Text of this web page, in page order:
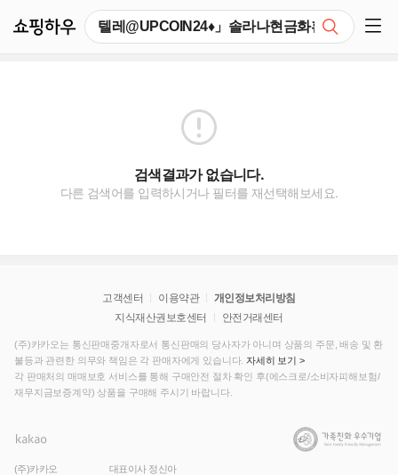
검색결과가 없습니다.
다른 검색어를 입력하시거나 필터를 재선택해보세요.
고객센터 이용약관
개인정보처리방침
지식재산권보호센터
안전거래센터
(주)카카오는 통신판매중개자로서 통신판매의 당사자가 아니며 상품의 주문, 배송 및 환
불등과 관련한 의무와 책임은 각 판매자에게 있습니다. 자세히 보기 >
각 판매처의 매매보호 서비스를 통해 구매안전 절차 확인 후(에스크로/소비자피해보험/
재무지금보증계약) 상품을 구매해 주시기 바랍니다.
(주)카카오
대표이사 정신아